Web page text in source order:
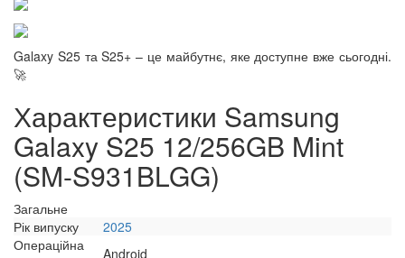
Galaxy S25 та S25+ – це майбутнє, яке доступне вже сьогодні.
🚀
Характеристики Samsung
Galaxy S25 12/256GB Mint
(SM-S931BLGG)
Загальне
Рік випуску
2025
Операційна
Android